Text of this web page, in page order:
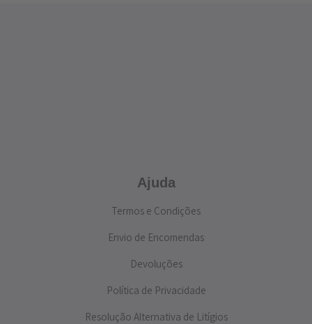
Ajuda
Termos e Condições
Envio de Encomendas
Devoluções
Política de Privacidade
Resolução Alternativa de Litígios